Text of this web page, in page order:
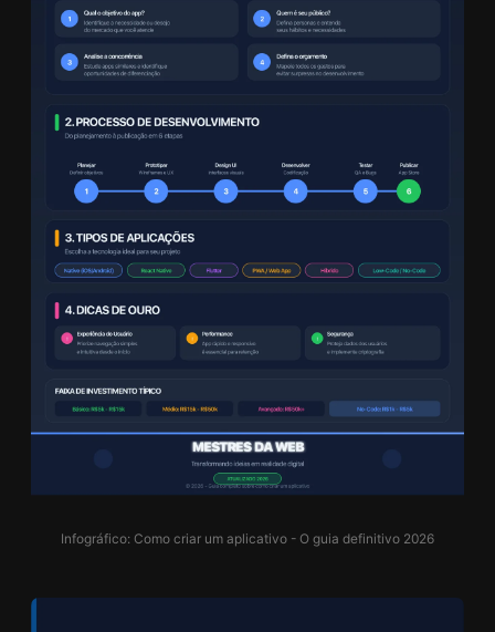
Infográfico: Como criar um aplicativo - O guia definitivo 2026